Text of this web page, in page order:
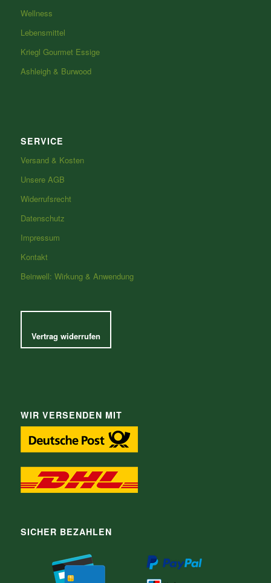
Wellness
Lebensmittel
Kriegl Gourmet Essige
Ashleigh & Burwood
SERVICE
Versand & Kosten
Unsere AGB
Widerrufsrecht
Datenschutz
Impressum
Kontakt
Beinwell: Wirkung & Anwendung
Vertrag widerrufen
WIR VERSENDEN MIT
SICHER BEZAHLEN